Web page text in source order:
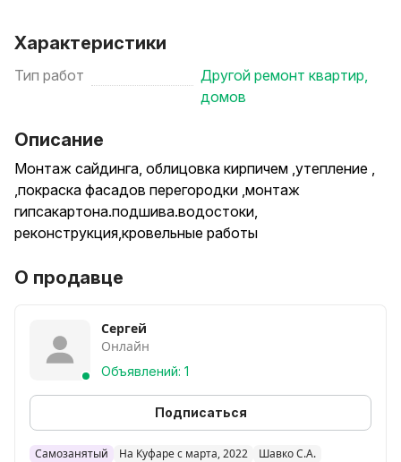
Характеристики
Тип работ
Другой ремонт квартир,
домов
Описание
Монтаж сайдинга, облицовка кирпичем ,утепление ,
,покраска фасадов перегородки ,монтаж
гипсакартона.подшива.водостоки,
реконструкция,кровельные работы
О продавце
Сергей
Онлайн
Объявлений: 1
Подписаться
Самозанятый На Куфаре с марта, 2022
Шавко С.А.